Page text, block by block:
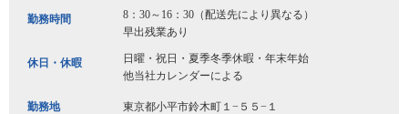
勤務時間
8：30～16：30（配送先により異なる）
早出残業あり
休日・休暇
日曜・祝日・夏季冬季休暇・年末年始
他当社カレンダーによる
勤務地 東京都小平市鈴木町１−５５−１